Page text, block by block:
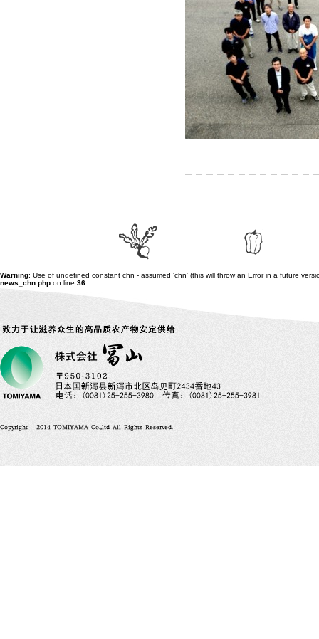
Warning: Use of undefined constant chn - assumed 'chn' (this will throw an Error in a future
news_chn.php on line 36